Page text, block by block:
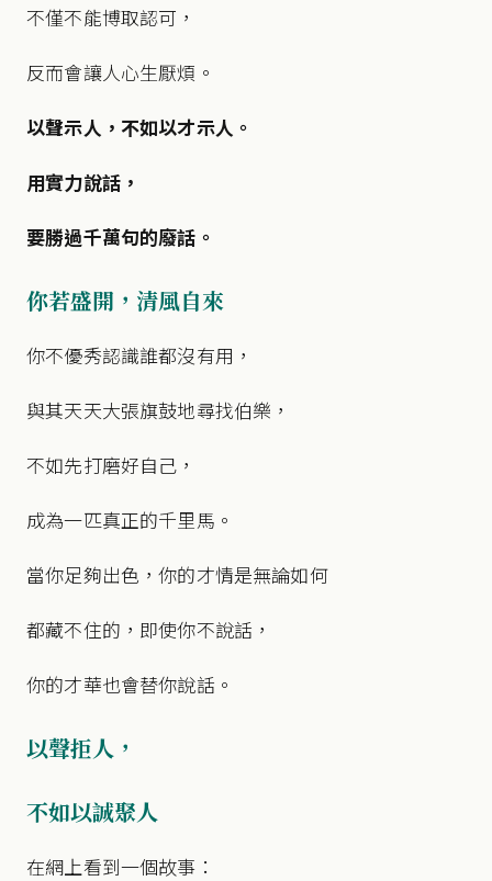
不僅不能博取認可，
反而會讓人心生厭煩。
以聲示人，不如以才示人。
用實力說話，
要勝過千萬句的廢話。
你若盛開，清風自來
你不優秀認識誰都沒有用，
與其天天大張旗鼓地尋找伯樂，
不如先打磨好自己，
成為一匹真正的千里馬。
當你足夠出色，你的才情是無論如何
都藏不住的，即使你不說話，
你的才華也會替你說話。
以聲拒人，
不如以誠聚人
在網上看到一個故事：